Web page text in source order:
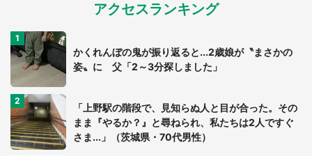
アクセスランキング
かくれんぼの鬼が振り返ると...2歳娘が〝まさかの
姿〟に 父「2～3分探しました」
「上野駅の階段で、見知らぬ人と目が合った。その
まま『やるか？』と尋ねられ、私たちは2人ですぐ
さま...」（茨城県・70代男性）